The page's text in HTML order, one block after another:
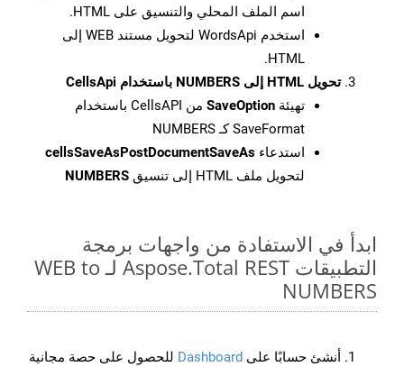
اسم الملف المحلي والتنسيق على HTML.
استخدم WordsApi لتحويل مستند WEB إلى
HTML.
تحويل HTML إلى NUMBERS باستخدام CellsApi
تهيئة SaveOption
من CellsAPI باستخدام
SaveFormat كـ NUMBERS
استدعاء cellsSaveAsPostDocumentSaveAs
لتحويل ملف HTML إلى تنسيق
NUMBERS
ابدأ في الاستفادة من واجهات برمجة
التطبيقات Aspose.Total REST لـ WEB to
NUMBERS
أنشئ حسابًا على Dashboard للحصول على حصة مجانية